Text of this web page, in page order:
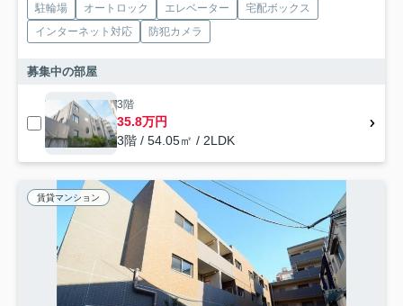
駐輪場 オートロック エレベーター
宅配ボックス
インターネット対応
防犯カメラ
募集中の部屋
3階
35.8万円
3階 / 54.05㎡ / 2LDK
賃貸マンション